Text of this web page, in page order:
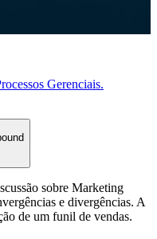
Gerenciais.
sobre Marketing
e divergências. A
de um funil de vendas.